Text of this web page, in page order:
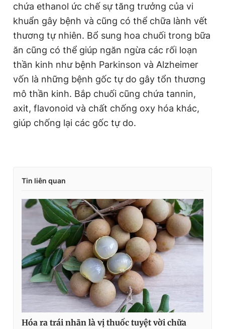
chứa ethanol ức chế sự tăng trưởng của vi
khuẩn gây bệnh và cũng có thể chữa lành vết
thương tự nhiên. Bổ sung hoa chuối trong bữa
ăn cũng có thể giúp ngăn ngừa các rối loạn
thần kinh như bệnh Parkinson và Alzheimer
vốn là những bệnh gốc tự do gây tổn thương
mô thần kinh. Bắp chuối cũng chứa tannin,
axit, flavonoid và chất chống oxy hóa khác,
giúp chống lại các gốc tự do.
Tin liên quan
Hóa ra trái nhãn là vị thuốc tuyệt vời chữa